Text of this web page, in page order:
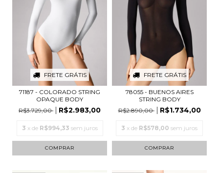
FRETE GRÁTIS
71187 - COLORADO STRING
OPAQUE BODY
R$3.729,00
R$2.983,00
3 x de R$994,33 sem juros
COMPRAR
FRETE GRÁTIS
78055 - BUENOS AIRES
STRING BODY
R$2.890,00
R$1.734,00
3 x de R$578,00 sem juros
COMPRAR